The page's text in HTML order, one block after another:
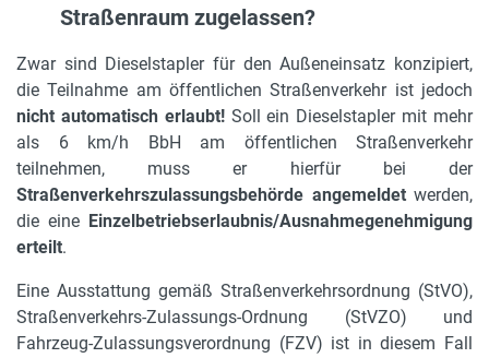
Straßenraum zugelassen?
Zwar sind Dieselstapler für den Außeneinsatz konzipiert,
die Teilnahme am öffentlichen Straßenverkehr ist jedoch
nicht automatisch erlaubt!Soll ein Dieselstapler mit mehr
als 6 km/h BbH am öffentlichen Straßenverkehr
teilnehmen, muss er hierfür bei der
Straßenverkehrszulassungsbehörde angemeldetwerden,
die eine Einzelbetriebserlaubnis/Ausnahmegenehmigung
erteilt.
Eine Ausstattung gemäß Straßenverkehrsordnung (StVO),
Straßenverkehrs-Zulassungs-Ordnung (StVZO) und
Fahrzeug-Zulassungsverordnung (FZV) ist in diesem Fall